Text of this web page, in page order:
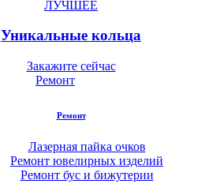
ЛУЧШЕЕ
Уникальные кольца
Закажите сейчас
Ремонт
Ремонт
Лазерная пайка очков
Ремонт ювелирных изделий
Ремонт бус и бижутерии